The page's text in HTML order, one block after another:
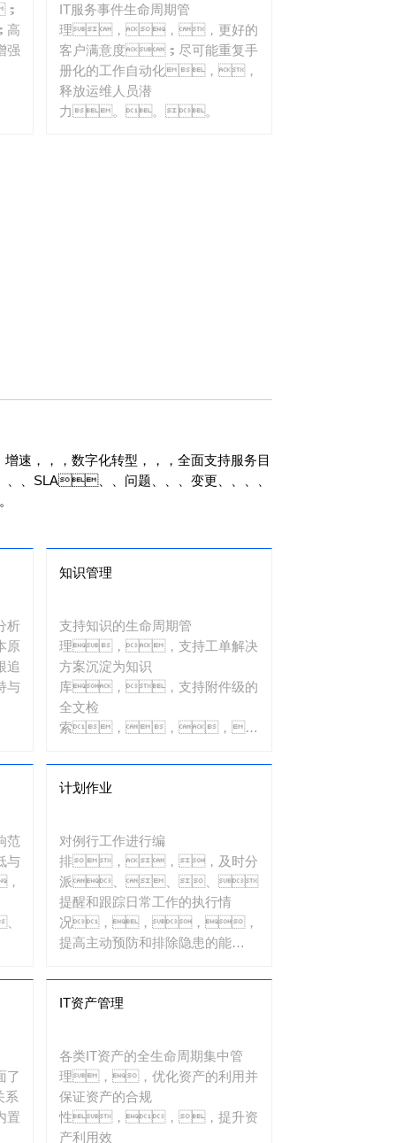
高
强
IT服务事件生命周期管
理，，，更好的
客户满意度；尽可能重复手
册化的工作自动化，，
释放运维人员潜
力。。。
，，，数字化转型，，，全面支持服务目
、、SLA、、问题、、、变更、、、、
原
追
知识管理
支持知识的生命周期管
理，，支持工单解决
方案沉淀为知识
库，，支持附件级的
全文检
索，，，，
范
计划作业
对例行工作进行编
排，，，及时分
派、、、、
提醒和跟踪日常工作的执行情
况，，，，
提高主动预防和排除隐患的能
生。。
系
IT资产管理
各类IT资产的全生命周期集中管
理，，优化资产的利用并
保证资产的合规
性，，，提升资
产利用效